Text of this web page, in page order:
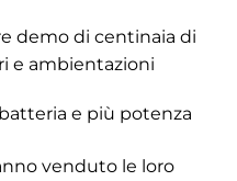
demo di centinaia di
e ambientazioni
e più potenza
venduto le loro